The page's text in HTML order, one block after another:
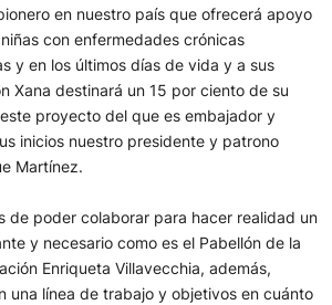
en nuestro país que ofrecerá apoyo
con enfermedades crónicas
y en los últimos días de vida y a sus
Xana destinará un 15 por ciento de su
proyecto del que es embajador y
inicios nuestro presidente y patrono
Martínez.
de poder colaborar para hacer realidad un
y necesario como es el Pabellón de la
Enriqueta Villavecchia, además,
una línea de trabajo y objetivos en cuánto